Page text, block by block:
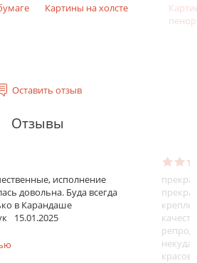
Картины на холсте
Оставить отзыв
Отзывы
исполнение
довольна. Буда всегда
в Карандаше
15.01.2025